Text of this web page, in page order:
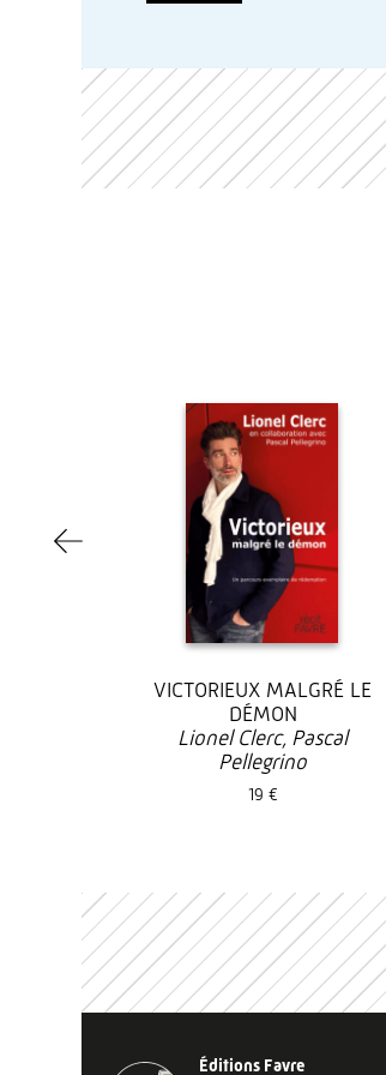
VICTORIEUX MALGRÉ LE
DÉMON
Lionel Clerc, Pascal
Pellegrino
19 €
Éditions Favre